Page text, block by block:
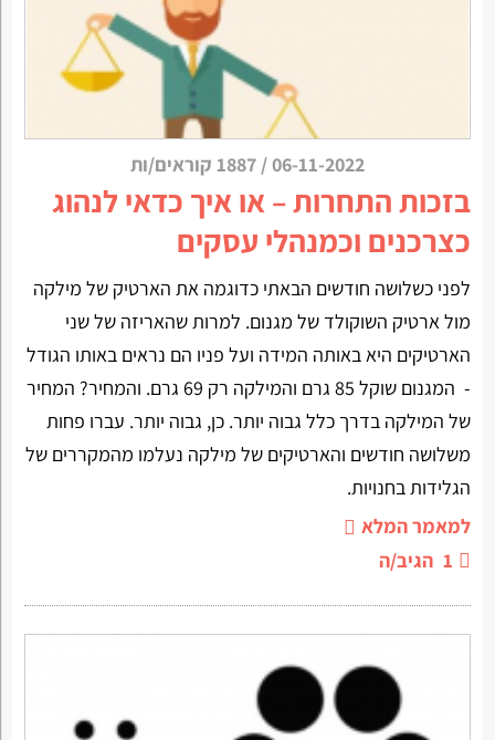
06-11-2022
/ 1887 קוראים/ות
בזכות התחרות – או איך כדאי לנהוג
כצרכנים וכמנהלי עסקים
לפני כשלושה חודשים הבאתי כדוגמה את הארטיק של מילקה
מול ארטיק השוקולד של מגנום. למרות שהאריזה של שני
הארטיקים היא באותה המידה ועל פניו הם נראים באותו הגודל
- המגנום שוקל 85 גרם והמילקה רק 69 גרם. והמחיר? המחיר
של המילקה בדרך כלל גבוה יותר. כן, גבוה יותר. עברו פחות
משלושה חודשים והארטיקים של מילקה נעלמו מהמקררים של
הגלידות בחנויות.
למאמר המלא
1 הגיב/ה